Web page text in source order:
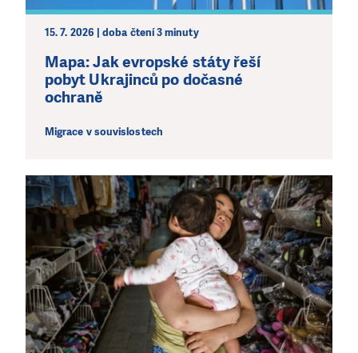
15. 7. 2026 | doba čtení 3 minuty
Mapa: Jak evropské státy řeší
pobyt Ukrajinců po dočasné
ochraně
Migrace v souvislostech
PODPOŘTE NÁS!
Abychom mohli pomáhat smysluplně, neobejdeme se
bez Vaší podpory. Ať už se nám rozhodnete pomoci
jedním darem nebo se stanete pravidelným dárcem
Klubu přátel, Vaše dary nám umožní pomoci vždy tam,